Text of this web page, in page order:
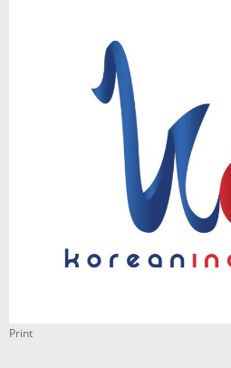
Print